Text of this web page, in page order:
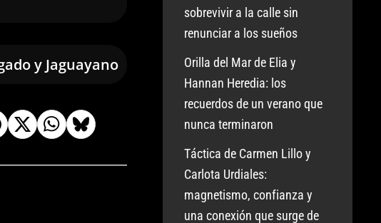
y Jaguayano
sobrevivir a la calle sin
renunciar a los sueños
Orilla del Mar de Elia y
Hannan Heredia: los
recuerdos de un verano que
nunca terminaron
Táctica de Carmen Lillo y
Carlota Urdiales:
magnetismo, confianza y
una conexión que surge de